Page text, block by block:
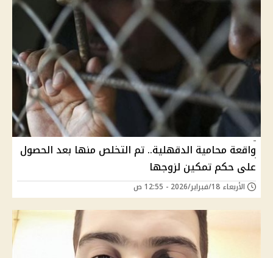
واقعة محامية الدقهلية.. تم التخلص منها بعد الحصول
على حكم تمكين لزوجها
الأربعاء 18/فبراير/2026 - 12:55 ص